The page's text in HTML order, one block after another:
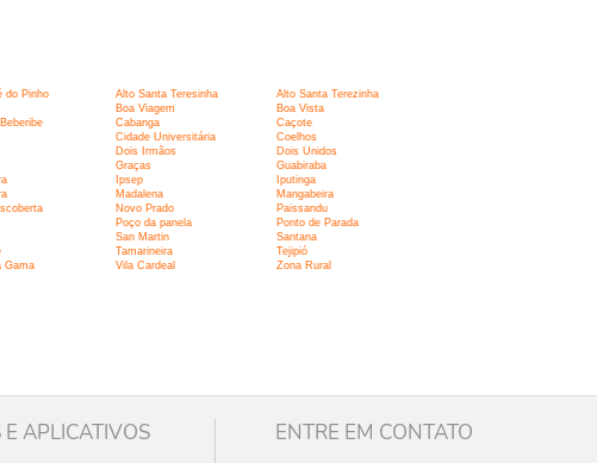
do Pinho Alto Santa Teresinha
Alto Santa Terezinha
Boa Viagem
Boa Vista
Cabanga
Caçote
Cidade Universitária
Coelhos
Dois Irmãos
Dois Unidos
Graças
Guabiraba
Ipsep
Iputinga
Madalena
Mangabeira
Novo Prado
Paissandu
Poço da panela
Ponto de Parada
San Martin
Santana
Tamarineira
Tejipió
Gama Vila Cardeal
Zona Rural
E APLICATIVOS ENTRE EM CONTATO